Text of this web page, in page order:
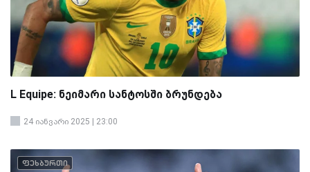
L Equipe: ნეიმარი სანტოსში ბრუნდება
24 იანვარი 2025 | 23:00
ფეხბურთი